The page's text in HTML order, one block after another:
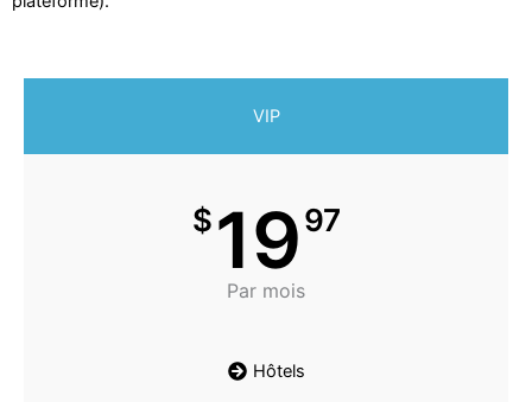
VIP
$1997
Par mois
Hôtels